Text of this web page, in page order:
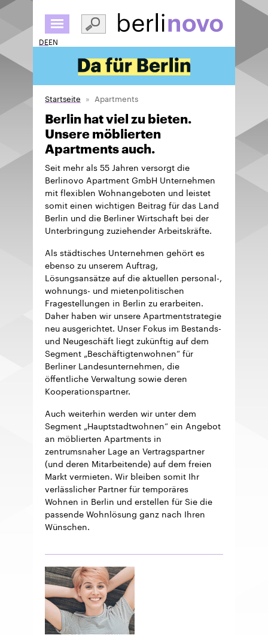
zum
Inhalt
DEEN
Startseite Apartments
Berlin hat viel zu bieten.
Unsere möblierten
Apartments auch.
Seit mehr als 55 Jahren versorgt die
Berlinovo Apartment GmbH Unternehmen
mit flexiblen Wohnangeboten und leistet
somit einen wichtigen Beitrag für das Land
Berlin und die Berliner Wirtschaft bei der
Unterbringung zuziehender Arbeitskräfte.
Als städtisches Unternehmen gehört es
ebenso zu unserem Auftrag,
Lösungsansätze auf die aktuellen personal-,
wohnungs- und mietenpolitischen
Fragestellungen in Berlin zu erarbeiten.
Daher haben wir unsere Apartmentstrategie
neu ausgerichtet. Unser Fokus im Bestands-
und Neugeschäft liegt zukünftig auf dem
Segment „Beschäftigtenwohnen“ für
Berliner Landesunternehmen, die
öffentliche Verwaltung sowie deren
Kooperationspartner.
Auch weiterhin werden wir unter dem
Segment „Hauptstadtwohnen“ ein Angebot
an möblierten Apartments in
zentrumsnaher Lage an Vertragspartner
(und deren Mitarbeitende) auf dem freien
Markt vermieten. Wir bleiben somit Ihr
verlässlicher Partner für temporäres
Wohnen in Berlin und erstellen für Sie die
passende Wohnlösung ganz nach Ihren
Wünschen.